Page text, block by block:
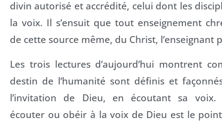
divin autorisé et accrédité, celui dont les
la voix. Il s’ensuit que tout enseignement
de cette source même, du Christ, l’enseignant
Les trois lectures d’aujourd’hui montrent
destin de l’humanité sont définis et
l’invitation de Dieu, en écoutant sa voix.
écouter ou obéir à la voix de Dieu est le